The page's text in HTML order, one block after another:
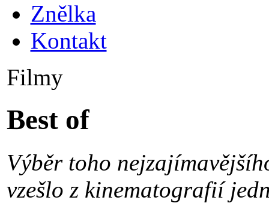
Znělka
Kontakt
Filmy
Best of
Výběr toho
vzešlo z kinematografií